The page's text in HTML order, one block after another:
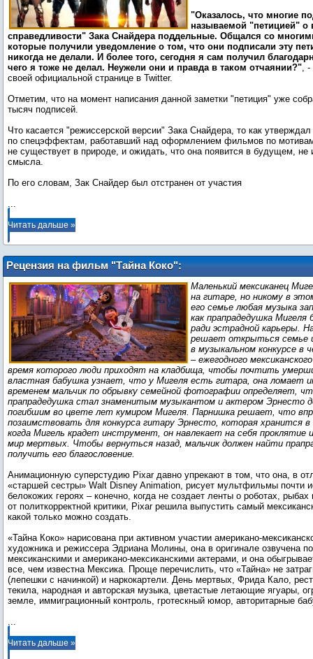
"Оказалось, что многие
называемой "петицией" о
справедливости" Зака Снайдера поддельные. Общался со
которые получили уведомление о том, что они подписали эту
никогда не делали. И более того, сегодня я сам получил
чего я тоже не делал. Неужели они и правда в таком отчаянии?", -
своей официальной странице в Twitter.
Отметим, что на момент написания данной заметки "петиция" уже
тысяч подписей.
Что касается "режиссерской версии" Зака Снайдера, то как утверждал
по спецэффектам, работавший над оформлением фильмов по
не существует в природе, и ожидать, что она появится в будущем, не
смысла.
...
Читать дальше »
Рецензия на фильм "Тайна Коко":
Гитарист на том свете
Маленький мексиканец
на гитаре, но никому в
его семье любая музыка
как прапрадедушка Мигеля
ради эстрадной карьеры.
решает открыться семье
в музыкальном конкурсе в
– ежегодного
время которого люди приходят на кладбища, чтобы почтить
властная бабушка узнает, что у Мигеля есть гитара, она ломает
временем мальчик по обрывку семейной фотографии определяет,
прапрадедушка стал знаменитым музыкантом и актером Эрнесто
погибшим во цвете лет кумиром Мигеля. Парнишка решает, что
позаимствовать для конкурса гитару Эрнесто, которая хранится в
когда Мигель крадет инструмент, он навлекает на себя проклятие
мир мертвых. Чтобы вернуться назад, мальчик должен найти
получить его благословение.
Анимационную суперстудию Pixar давно упрекают в том, что она, в
«старшей сестры» Walt Disney Animation, рисует мультфильмы почти
белокожих героях – конечно, когда не создает ленты о роботах, рыбах
от политкорректной критики, Pixar решила выпустить самый
какой только можно создать.
«Тайна Коко» нарисована при активном участии американо-
художника и режиссера Эдриана Молины, она в оригинале озвучена
мексиканскими и американо-мексиканскими актерами, и она
все, чем известна Мексика. Проще перечислить, что «Тайна» не
(лепешки с начинкой) и наркокартели. День мертвых, Фрида Кало,
текила, народная и авторская музыка, цветастые летающие ягуары,
...
Читать дальше »